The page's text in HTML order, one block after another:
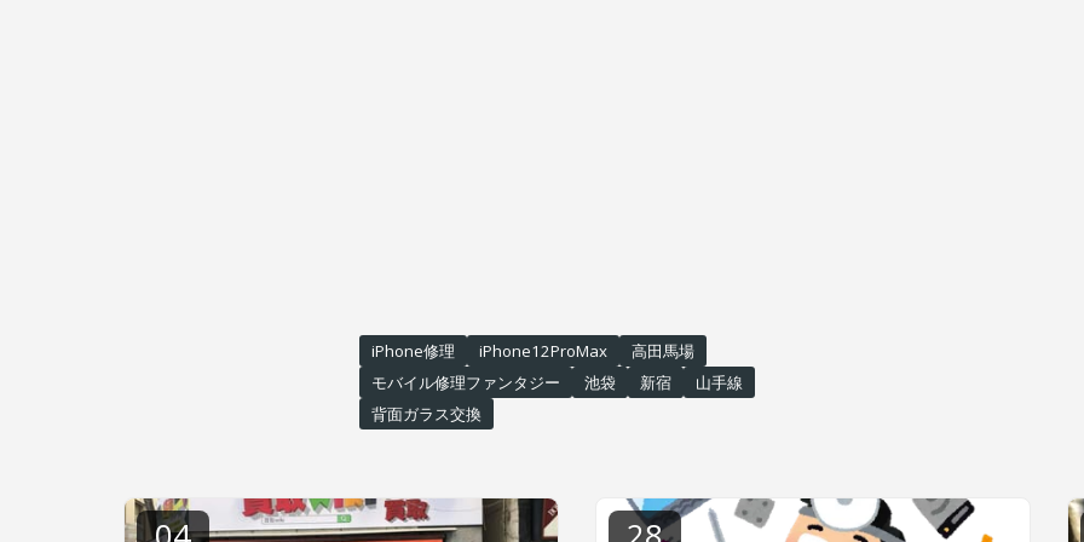
iPhone修理 iPhone12ProMax
高田馬場
モバイル修理ファンタジー
池袋 新宿
山手線
背面ガラス交換